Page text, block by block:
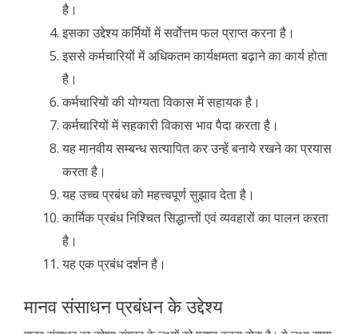
है।
इसका उद्देश्य कर्मियों में सर्वोत्तम फल प्राप्त करना है।
इससे कर्मचारियों में अधिकतम कार्यक्षमता बढ़ाने का कार्य होता
है।
कर्मचारियों की योग्यता विकास में सहायक है।
कर्मचारियों में सहकारी विकास भाव पैदा करता है।
यह मानवीय सम्बन्ध सत्यापित कर उन्हें बनाये रखने का प्रयास
करता है।
यह उच्च प्रबंध को महत्त्वपूर्ण सुझाव देता है।
कार्मिक प्रबंध निश्चित सिद्धान्तों एवं व्यवहारों का पालन करता
है।
यह एक प्रबंध दर्शन है।
मानव संसाधन प्रबंधन के उद्देश्य